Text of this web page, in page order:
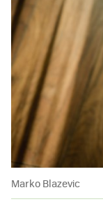
Marko Blazevic